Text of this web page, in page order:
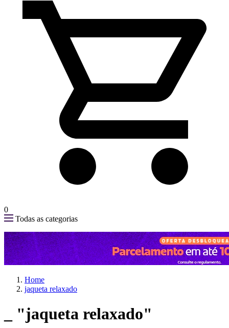
0
Todas as categorias
Home
jaqueta relaxado
"jaqueta relaxado"